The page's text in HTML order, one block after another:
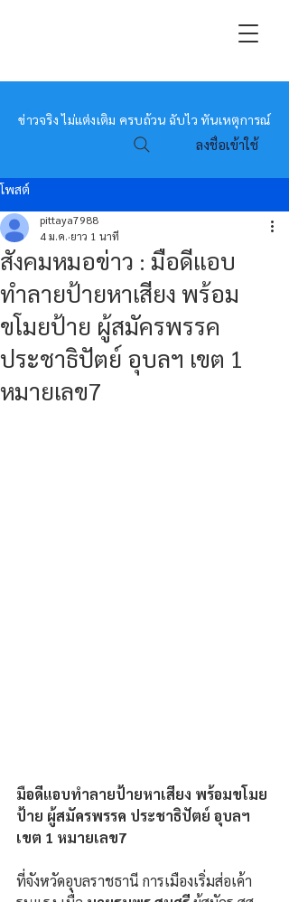
หมอข่าว
ข่าวจริง ไม่แต่งเติม ครบถ้วน ฉับไว ทันเหตุการณ์
ลงชื่อเข้าใช้
โพสต์
สังคมหมอข่าว : มือดีแอบ
ทำลายป้ายหาเสียง พร้อม
ขโมยป้าย ผู้สมัครพรรค
ประชาธิปัตย์ อุบลฯ เขต 1
หมายเลข7
pittaya7988
4 ม.ค. ยาว 1 นาที
มือดีแอบทำลายป้ายหาเสียง พร้อมขโมย
ป้าย ผู้สมัครพรรค ประชาธิปัตย์ อุบลฯ
เขต 1 หมายเลข7
ที่จังหวัดอุบลราชธานี การเมืองเริ่มส่อเค้า